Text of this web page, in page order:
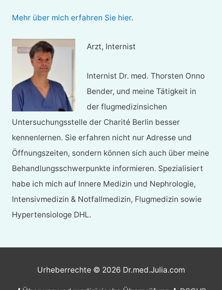
Mehr über mich erfahren Sie hier.
Arzt, Internist
Internist Dr. med. Thorsten Onno
Bender, und meine Tätigkeit in
der flugmedizinsichen
Untersuchungsstelle der Charité Berlin besser
kennenlernen. Sie erfahren nicht nur Adresse und
Öffnungszeiten, sondern können sich auch über meine
Behandlungsschwerpunkte informieren. Spezialisiert
habe ich mich auf Innere Medizin und Nephrologie,
Intensivmedizin & Notfallmedizin, Flugmedizin sowie
Hypertensiologe DHL.
Urheberrechte © 2026 Dr.med.Julia.com